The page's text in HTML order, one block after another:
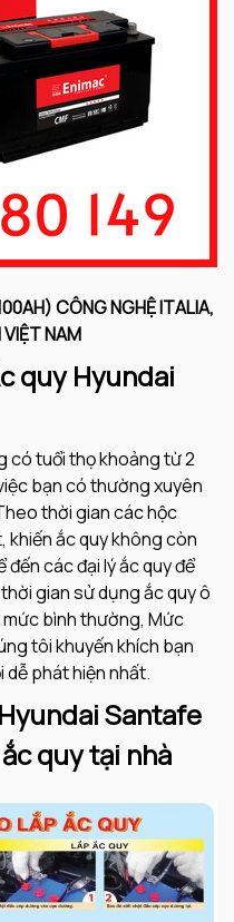
CÔNG NGHỆ ITALIA,
NAM
quy Hyundai
có tuổi thọ khoảng từ 2
bạn có thường xuyên
thời gian các hộc
khiến ắc quy không còn
các đại lý ắc quy để
gian sử dụng ắc quy ô
bình thường, Mức
tôi khuyến khích bạn
dễ phát hiện nhất.
Santafe
quy tại nhà